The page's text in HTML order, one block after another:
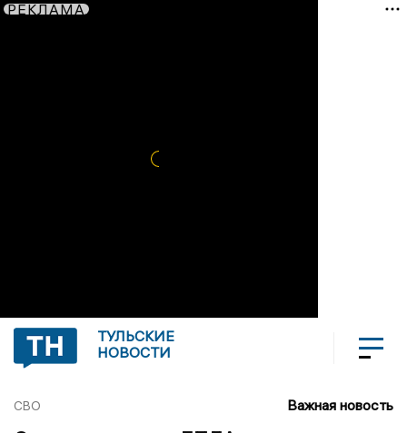
РЕКЛАМА
ТУЛЬСКИЕ
НОВОСТИ
СВО Важная новость